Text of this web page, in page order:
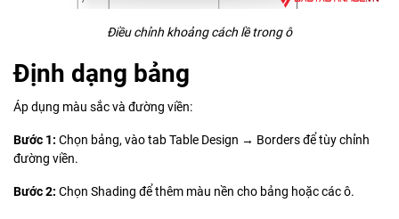
Điều chỉnh khoảng cách lề trong ô
Định dạng bảng
Áp dụng màu sắc và đường viền:
Bước 1: Chọn bảng, vào tab Table Design → Borders để tùy chỉnh
đường viền.
Bước 2: Chọn Shading để thêm màu nền cho bảng hoặc các ô.